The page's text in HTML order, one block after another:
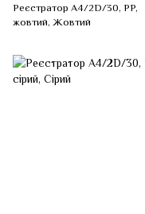
Реєстратор А4/2D/30, PP,
жовтий, Жовтий